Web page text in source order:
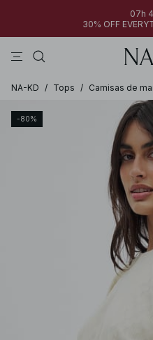
07h
30% OFF
NA-KD / Tops / Camisas de
-80%